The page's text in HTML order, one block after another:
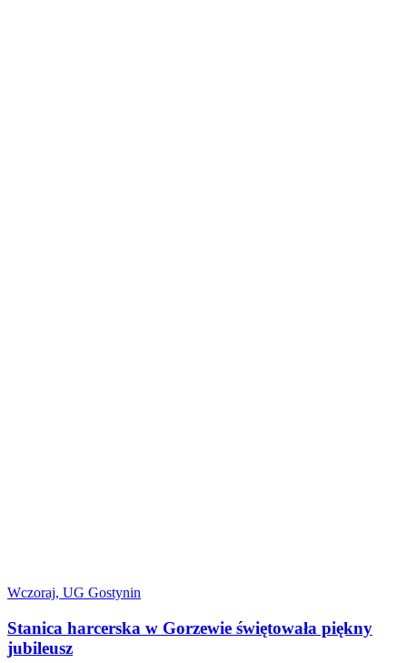
Wczoraj, UG Gostynin
Stanica harcerska w Gorzewie świętowała piękny
jubileusz